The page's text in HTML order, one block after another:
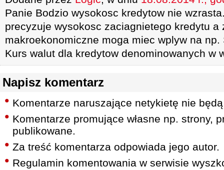
Panie Bodzio wysokosc kredytow nie
precyzuje wysokosc zaciagnietego kredytu a
makroekonomiczne moga miec wplyw na
Kurs walut dla kredytow denominowanych w
Napisz komentarz
Komentarze naruszające netykietę nie
Komentarze promujące własne np. strony,
publikowane.
Za treść komentarza odpowiada jego autor.
Regulamin komentowania w serwisie